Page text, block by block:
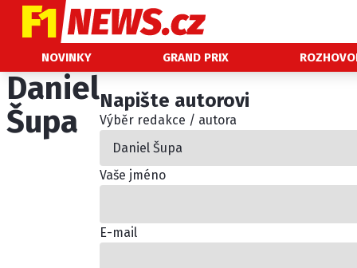
NOVINKY GRAND PRIX
NOVINKY
PADDOCK LINE
TECHNIKA
HISTORIE GP
Daniel
Šupa
Napište autorovi
Výběr redakce / autora
Vaše jméno
E-mail